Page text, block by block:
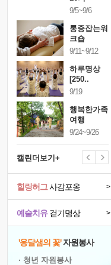
9/5~9/6
통증잡는워
크숍
9/11~9/12
하루명상
[250..
9/19
행복한가족
여행
9/24~9/26
캘린더보기+
예술치유걷기명상 >
힐링허그사감포옹 >
'옹달샘의 꽃'자원봉사
· 청년 자원봉사